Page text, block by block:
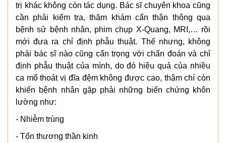
trị khác không còn tác dụng. Bác sĩ chuyên khoa cũng
cần phải kiểm tra, thăm khám cẩn thận thông qua
bệnh sử bệnh nhân, phim chụp X-Quang, MRI,… rồi
mới đưa ra chỉ định phẫu thuật. Thế nhưng, không
phải bác sĩ nào cũng cẩn trọng với chẩn đoán và chỉ
định phẫu thuật của mình, do đó hiệu quả của nhiều
ca mổ thoát vị đĩa đệm không được cao, thậm chí còn
khiến bệnh nhân gặp phải những biến chứng khôn
lường như:
- Nhiễm trùng
- Tổn thương thần kinh